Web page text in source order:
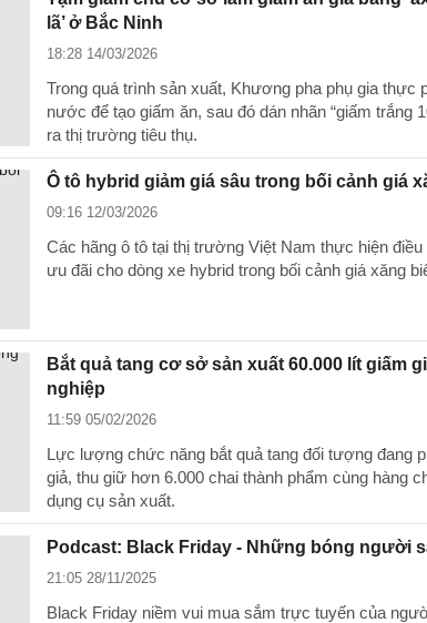
lã’ ở Bắc Ninh
18:28 14/03/2026
Trong quá trình sản xuất, Khương pha phụ gia thực
nước để tạo giấm ăn, sau đó dán nhãn “giấm trắng
ra thị trường tiêu thụ.
Ô tô hybrid giảm giá sâu trong bối cảnh giá
09:16 12/03/2026
Các hãng ô tô tại thị trường Việt Nam thực hiện điều
ưu đãi cho dòng xe hybrid trong bối cảnh giá xăng
Bắt quả tang cơ sở sản xuất 60.000 lít giấm
nghiệp
11:59 05/02/2026
Lực lượng chức năng bắt quả tang đối tượng đang
giả, thu giữ hơn 6.000 chai thành phẩm cùng hàng
dụng cụ sản xuất.
Podcast: Black Friday - Những bóng người
21:05 28/11/2025
Black Friday niềm vui mua sắm trực tuyến của